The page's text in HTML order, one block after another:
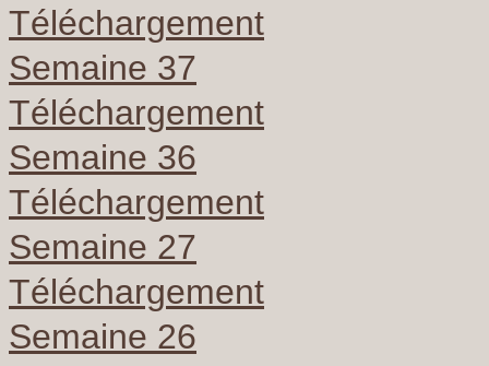
Téléchargement
Semaine 37
Téléchargement
Semaine 36
Téléchargement
Semaine 27
Téléchargement
Semaine 26